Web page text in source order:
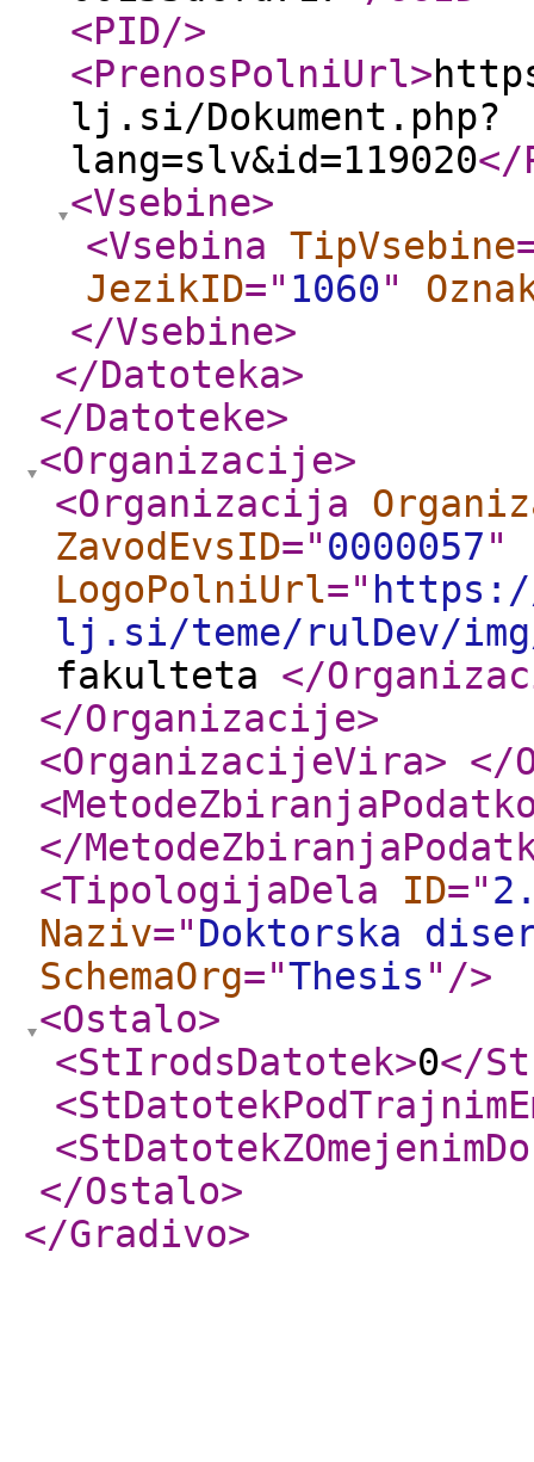
<PID/>
<PrenosPolniUrl>
lj.si/Dokument.php?
lang=slv&id=119020</
<Vsebine>
<Vsebina TipVsebine
JezikID=" 1060"
</Vsebine>
</Datoteka>
</Datoteke>
<Organizacije>
<Organizacija
ZavodEvsID="0000057"
LogoPolniUrl="
lj.si/teme/rulDev/
fakulteta </
</Organizacije>
<OrganizacijeVira> </
</
<TipologijaDela
ID="
Naziv="Doktorska
SchemaOrg="Thesis " />
<Ostalo>
<StIrodsDatotek>0</
</Ostalo>
</Gradivo>